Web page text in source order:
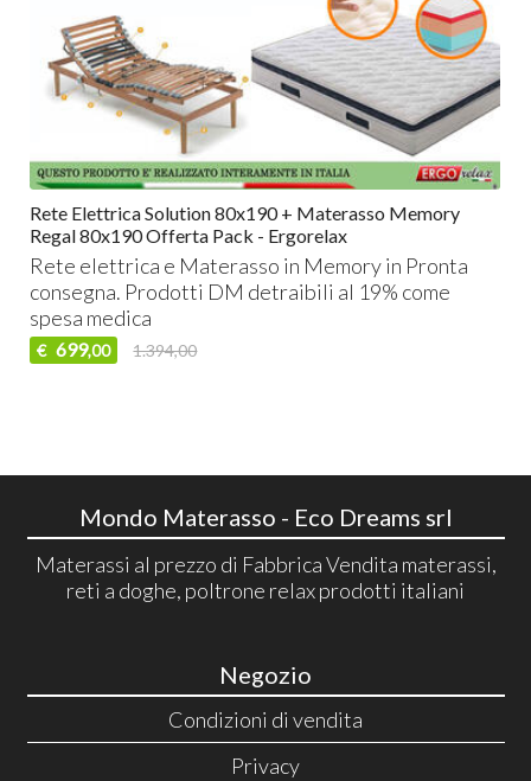
Rete Elettrica Solution 80x190 + Materasso Memory
Regal 80x190 Offerta Pack - Ergorelax
Rete elettrica e Materasso in Memory in Pronta
consegna. Prodotti DM detraibili al 19% come
spesa medica
€ 699,00 1.394,00
Mondo Materasso - Eco Dreams srl
Materassi al prezzo di Fabbrica Vendita materassi,
reti a doghe, poltrone relax prodotti italiani
Negozio
Condizioni di vendita
Privacy